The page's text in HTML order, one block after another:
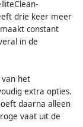
drie keer meer
constant
in de
van het
extra opties.
daarna alleen
vaat uit de